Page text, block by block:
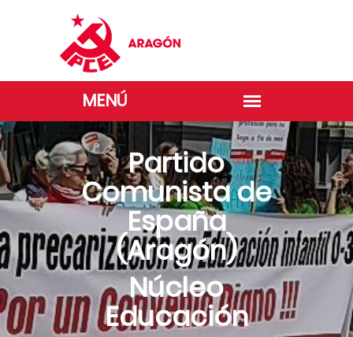
Partido
Comunista de
España
(Aragón)
Núcleo
Educación